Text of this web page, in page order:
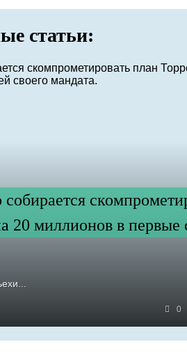
статьи:
собирается
20 миллионов в первые
0